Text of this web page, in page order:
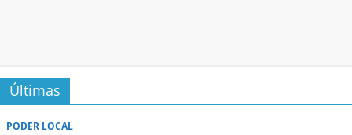
Últimas
PODER LOCAL